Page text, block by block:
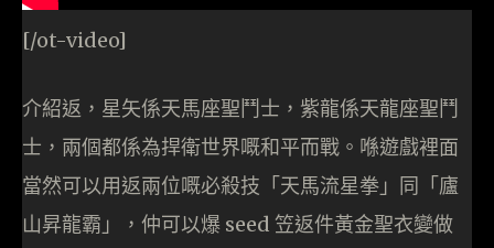
[/ot-video]
介紹返，星矢係天馬座聖鬥士，紫龍係天龍座聖鬥
士，兩個都係為捍衛世界嘅和平而戰。喺遊戲裡面
當然可以用返兩位嘅必殺技「天馬流星拳」同「廬
山昇龍霸」，仲可以爆 seed 笠返件黃金聖衣變做